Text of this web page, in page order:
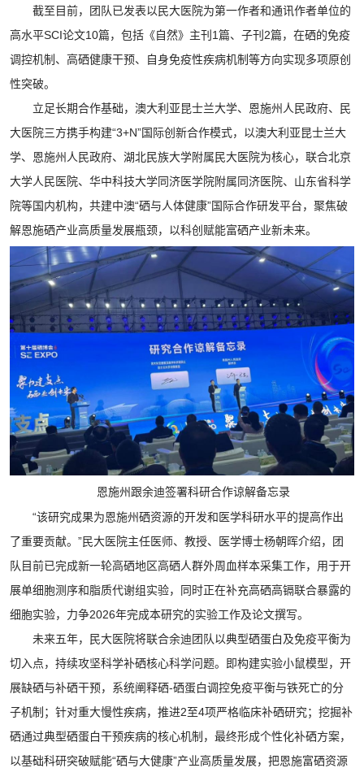
截至目前，团队已发表以民大医院为第一作者和通讯作者单位的
高水平SCI论文10篇，包括《自然》主刊1篇、子刊2篇，在硒的免疫
调控机制、高硒健康干预、自身免疫性疾病机制等方向实现多项原创
性突破。
立足长期合作基础，澳大利亚昆士兰大学、恩施州人民政府、民
大医院三方携手构建“3+N”国际创新合作模式，以澳大利亚昆士兰大
学、恩施州人民政府、湖北民族大学附属民大医院为核心，联合北京
大学人民医院、华中科技大学同济医学院附属同济医院、山东省科学
院等国内机构，共建中澳“硒与人体健康”国际合作研发平台，聚焦破
解恩施硒产业高质量发展瓶颈，以科创赋能富硒产业新未来。
恩施州跟余迪签署科研合作谅解备忘录
“该研究成果为恩施州硒资源的开发和医学科研水平的提高作出
了重要贡献。”民大医院主任医师、教授、医学博士杨朝晖介绍，团
队目前已完成新一轮高硒地区高硒人群外周血样本采集工作，用于开
展单细胞测序和脂质代谢组实验，同时正在补充高硒高镉联合暴露的
细胞实验，力争2026年完成本研究的实验工作及论文撰写。
未来五年，民大医院将联合余迪团队以典型硒蛋白及免疫平衡为
切入点，持续攻坚科学补硒核心科学问题。即构建实验小鼠模型，开
展缺硒与补硒干预，系统阐释硒-硒蛋白调控免疫平衡与铁死亡的分
子机制；针对重大慢性疾病，推进2至4项严格临床补硒研究；挖掘补
硒通过典型硒蛋白干预疾病的核心机制，最终形成个性化补硒方案，
以基础科研突破赋能“硒与大健康”产业高质量发展，把恩施富硒资源